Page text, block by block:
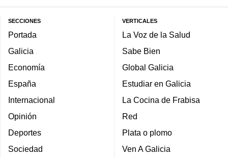
SECCIONES
Portada
Galicia
Economía
España
Internacional
Opinión
Deportes
Sociedad
VERTICALES
La Voz de la Salud
Sabe Bien
Global Galicia
Estudiar en Galicia
La Cocina de Frabisa
Red
Plata o plomo
Ven A Galicia